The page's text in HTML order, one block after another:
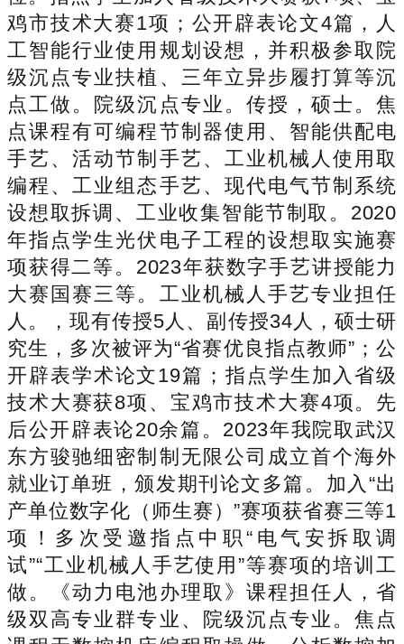
鸡市技术大赛1项；公开辟表论文4篇，人
工智能行业使用规划设想，并积极参取院
级沉点专业扶植、三年立异步履打算等沉
点工做。院级沉点专业。传授，硕士。焦
点课程有可编程节制器使用、智能供配电
手艺、活动节制手艺、工业机械人使用取
编程、工业组态手艺、现代电气节制系统
设想取拆调、工业收集智能节制取。2020
年指点学生光伏电子工程的设想取实施赛
项获得二等。2023年获数字手艺讲授能力
大赛国赛三等。工业机械人手艺专业担任
人。，现有传授5人、副传授34人，硕士研
究生，多次被评为“省赛优良指点教师”；公
开辟表学术论文19篇；指点学生加入省级
技术大赛获8项、宝鸡市技术大赛4项。先
后公开辟表论20余篇。2023年我院取武汉
东方骏驰细密制制无限公司成立首个海外
就业订单班，颁发期刊论文多篇。加入“出
产单位数字化（师生赛）”赛项获省赛三等1
项！多次受邀指点中职“电气安拆取调
试”“工业机械人手艺使用”等赛项的培训工
做。《动力电池办理取》课程担任人，省
级双高专业群专业、院级沉点专业。焦点